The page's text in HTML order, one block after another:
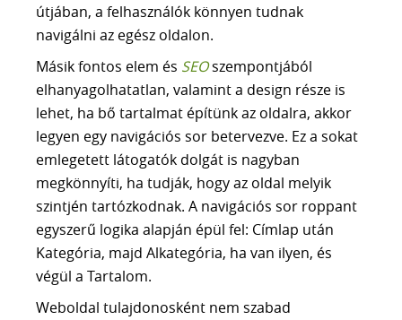
útjában, a felhasználók könnyen tudnak
navigálni az egész oldalon.
Másik fontos elem és SEOszempontjából
elhanyagolhatatlan, valamint a design része is
lehet, ha bő tartalmat építünk az oldalra, akkor
legyen egy navigációs sor betervezve. Ez a sokat
emlegetett látogatók dolgát is nagyban
megkönnyíti, ha tudják, hogy az oldal melyik
szintjén tartózkodnak. A navigációs sor roppant
egyszerű logika alapján épül fel: Címlap után
Kategória, majd Alkategória, ha van ilyen, és
végül a Tartalom.
Weboldal tulajdonosként nem szabad